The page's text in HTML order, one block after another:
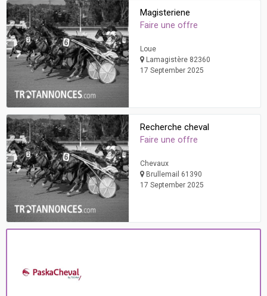
Magisteriene
Faire une offre
Loue
Lamagistère 82360
17 September 2025
Recherche cheval
Faire une offre
Chevaux
Brullemail 61390
17 September 2025